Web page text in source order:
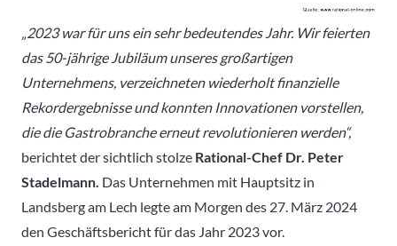
„2023 war für uns ein sehr bedeutendes Jahr. Wir feierten
das 50-jährige Jubiläum unseres großartigen
Unternehmens, verzeichneten wiederholt finanzielle
Rekordergebnisse und konnten Innovationen vorstellen,
die die Gastrobranche erneut revolutionieren werden“,
berichtet der sichtlich stolze Rational-Chef Dr. Peter
Stadelmann. Das Unternehmen mit Hauptsitz in
Landsberg am Lech legte am Morgen des 27. März 2024
den Geschäftsbericht für das Jahr 2023 vor.